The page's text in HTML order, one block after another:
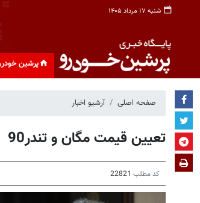
شنبه ۱۷ مرداد ۱۴۰۵
پرشین
صفحه اصلی آرشیو اخبار
تعیین قیمت مگان و تندر90
کد مطلب 22821